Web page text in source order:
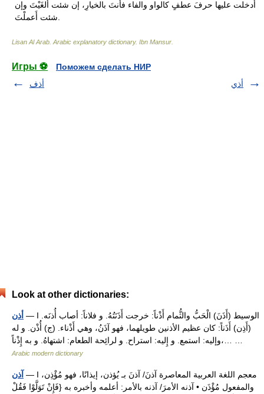
Lisan Al Arab. Arabic explanatory dictionary. Ibn Mansur
Игры ⚽
Поможем сделать НИР
أذف
أذي
Look at other dictionaries:
أذن — I الوسيط (أَذَنَ) الْحَبُّ والثُّمام أَذْناً: خرجت أَذَنَتُهُ. و فلاناً: أصاب أُذنَه.
(أَذِن) أَذَناً: كان عظيم الأذنين طويلهما، فهو آذَنُ، وهي أَذْناء. (ج) أُذْن. و له
وإليه: استمع. و إِليه: استراح. و لرائِحة الطعام: اشتهاهُ. و به إِذْناً،… …
Arabic modern dictionary
آذن — I معجم اللغة العربية المعاصرة آذنَ/ آذنَ بـ يُؤذن، إيذانًا، فهو مُؤْذِن،
والمفعول مُؤْذَن • آذنه الأمرَ/ آذنه بالأمر: أعلمه وأخبره به {فَإِنْ تَوَلَّوْا فَقُلْ